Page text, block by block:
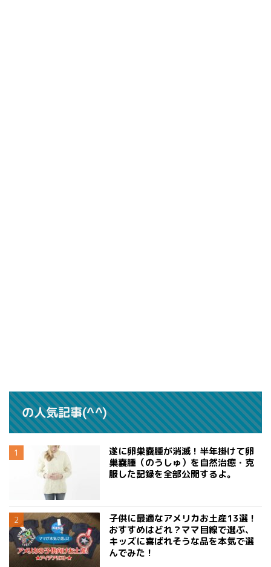
の人気記事(^^)
遂に卵巣嚢腫が消滅！半年掛けて卵
巣嚢腫（のうしゅ）を自然治癒・克
服した記録を全部公開するよ。
子供に最適なアメリカお土産13選！
おすすめはどれ？ママ目線で選ぶ、
キッズに喜ばれそうな品を本気で選
んでみた！